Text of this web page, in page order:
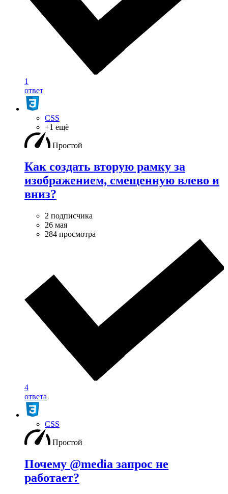
1
ответ
CSS
+1 ещё
Простой
Как создать вторую рамку за
изображением, смещенную влево и
вниз?
2 подписчика
26 мая
284 просмотра
4
ответа
CSS
Простой
Почему @media запрос не
работает?